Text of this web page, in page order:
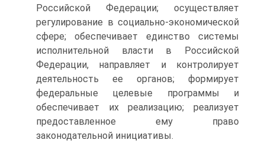
Российской Федерации; осуществляет
регулирование в социально-экономической
сфере; обеспечивает единство системы
исполнительной власти в Российской
Федерации, направляет и контролирует
деятельность ее органов; формирует
федеральные целевые программы и
обеспечивает их реализацию; реализует
предоставленное ему право
законодательной инициативы.